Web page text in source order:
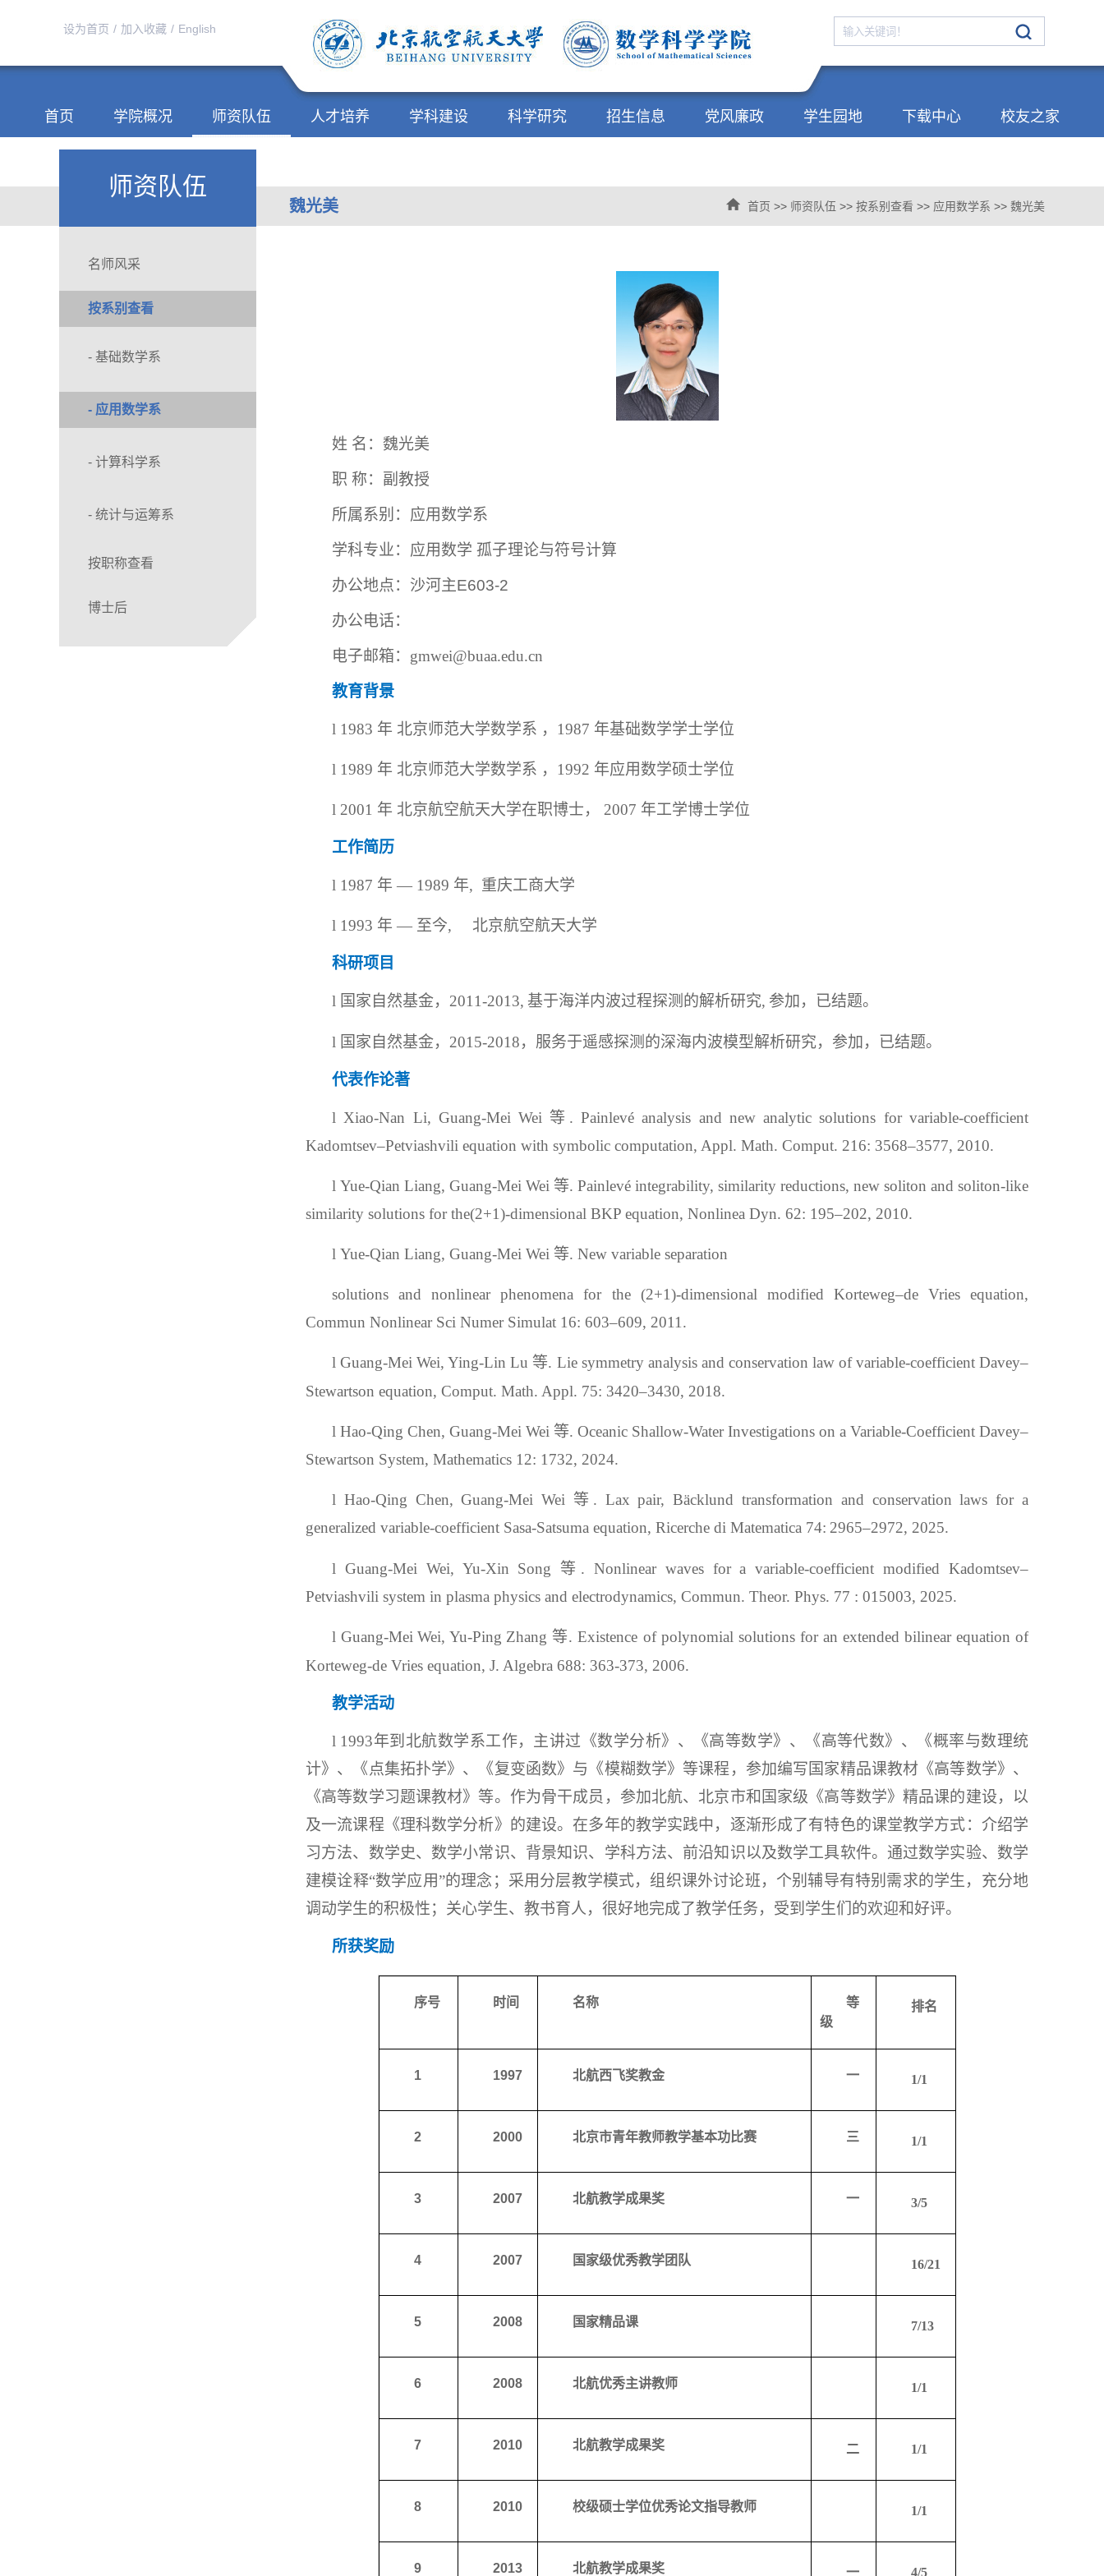
设为首页 / 加入收藏 / English
首页 学院概况 师资队伍 人才培养 学科建设 科学研究 招生信息 党风廉政 学生园地 下载中心 校友之家
师资队伍
魏光美 首页 >> 师资队伍 >> 按系别查看 >> 应用数学系 >> 魏光美
名师风采
按系别查看
- 基础数学系
- 应用数学系
- 计算科学系
- 统计与运筹系
按职称查看
博士后
姓 名：魏光美
职 称：副教授
所属系别：应用数学系
学科专业：应用数学 孤子理论与符号计算
办公地点： 沙河主E603-2
办公电话：
电子邮箱： gmwei@buaa.edu.cn
教育背景
l 1983 年 北京师范大学数学系 ，1987 年基础数学学士学位
l 1989 年 北京师范大学数学系 ，1992 年应用数学硕士学位
l 2001 年 北京航空航天大学在职博士， 2007 年工学博士学位
工作简历
l 1987 年 — 1989 年, 重庆工商大学
l 1993 年 — 至今, 北京航空航天大学
科研项目
l 国家自然基金， 2011-2013, 基于海洋内波过程探测的解析研究, 参加，已结题。
l 国家自然基金， 2015-2018，服务于遥感探测的深海内波模型解析研究，参加，已结题。
代表作论著
l Xiao-Nan Li, Guang-Mei Wei 等. Painlevé analysis and new analytic solutions for variable-coefficient
Kadomtsev–Petviashvili equation with symbolic computation, Appl. Math. Comput. 216: 3568–3577, 2010.
l Yue-Qian Liang, Guang-Mei Wei 等. Painlevé integrability, similarity reductions, new soliton and soliton-like
similarity solutions for the(2+1)-dimensional BKP equation, Nonlinea Dyn. 62: 195–202, 2010.
l Yue-Qian Liang, Guang-Mei Wei 等. New variable separation
solutions and nonlinear phenomena for the (2+1)-dimensional modified Korteweg–de Vries equation,
Commun Nonlinear Sci Numer Simulat 16: 603–609, 2011.
lGuang-Mei Wei, Ying-Lin Lu 等. Lie symmetry analysis and conservation law of variable-coefficient Davey–
Stewartson equation, Comput. Math. Appl. 75: 3420–3430, 2018.
l Hao-Qing Chen, Guang-Mei Wei 等. Oceanic Shallow-Water Investigations on a Variable-Coefficient Davey–
Stewartson System, Mathematics 12: 1732, 2024.
l Hao-Qing Chen, Guang-Mei Wei 等. Lax pair, Bäcklund transformation and conservation laws for a
generalized variable-coefficient Sasa-Satsuma equation, Ricerche di Matematica 74: 2965–2972, 2025.
l Guang-Mei Wei, Yu-Xin Song 等. Nonlinear waves for a variable-coefficient modified Kadomtsev–
Petviashvili system in plasma physics and electrodynamics, Commun. Theor. Phys. 77 : 015003, 2025.
lGuang-Mei Wei, Yu-Ping Zhang 等. Existence of polynomial solutions for an extended bilinear equation of
Korteweg-de Vries equation, J. Algebra 688: 363-373, 2006.
教学活动
l 1993年到北航数学系工作，主讲过《数学分析》、
《高等数学》、《高等代数》、《概率与数理统
计》、《点集拓扑学》、《复变函数》与《模糊数学》等课程，参加编写国家精品课教材《高等数学》、
《高等数学习题课教材》等。作为骨干成员，参加北航、北京市和国家级《高等数学》精品课的建设，以
及一流课程《理科数学分析》的建设。在多年的教学实践中，逐渐形成了有特色的课堂教学方式：介绍学
习方法、数学史、数学小常识、背景知识、学科方法、前沿知识以及数学工具软件。通过数学实验、数学
建模诠释“数学应用”的理念；采用分层教学模式，组织课外讨论班，个别辅导有特别需求的学生，充分地
调动学生的积极性；关心学生、教书育人，很好地完成了教学任务，受到学生们的欢迎和好评。
所获奖励
序号 时间 名称
等
级
排名
1 1997 北航西飞奖教金 一 1/1
2 2000 北京市青年教师教学基本功比赛 三 1/1
3 2007 北航教学成果奖 一 3/5
4 2007 国家级优秀教学团队 16/21
5 2008 国家精品课 7/13
6 2008 北航优秀主讲教师 1/1
7 2010 北航教学成果奖 二 1/1
8 2010 校级硕士学位优秀论文指导教师 1/1
9 2013 北航教学成果奖 一 4/5